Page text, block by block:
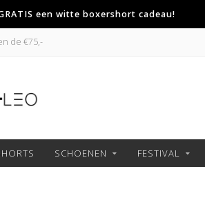
een witte boxershort cadeau!
de €75,-
SCHOENEN FESTIVAL